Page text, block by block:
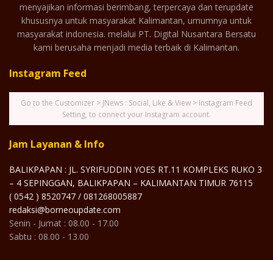
menyajikan informasi berimbang, terpercaya dan terupdate
khususnya untuk masyarakat Kalimantan, umumnya untuk
masyarakat indonesia. melalui PT. Digital Nusantara Bersatu
kami berusaha menjadi media terbaik di Kalimantan.
Instagram Feed
Go to the Customizer > JNews : Social, Like & View > Instagram Feed
Setting, to connect your Instagram account.
Jam Layanan & Info
BALIKPAPAN : JL. SYRIFUDDIN YOES RT.11 KOMPLEKS RUKO 3
– 4 SEPINGGAN, BALIKPAPAN – KALIMANTAN TIMUR 76115
( 0542 ) 8520747 / 081268005887
redaksi@borneoupdate.com
Senin - Jumat : 08.00 - 17.00
Sabtu : 08.00 - 13.00